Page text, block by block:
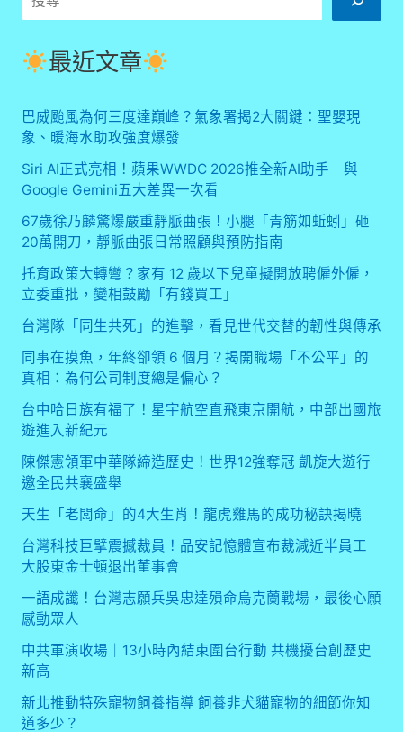
新
圖
光，
炎
柱
煉
獄
壽
郎
次
登
場
引
爆
話
尋
最近文章
巴威颱風為何三度達巔峰？氣象署揭2大關鍵：聖嬰現
象、暖海水助攻強度爆發
Siri AI正式亮相！蘋果WWDC 2026推全新AI助手 與
Google Gemini五大差異一次看
67歲徐乃麟驚爆嚴重靜脈曲張！小腿「青筋如蚯蚓」砸
20萬開刀，靜脈曲張日常照顧與預防指南
托育政策大轉彎？家有 12 歲以下兒童擬開放聘僱外僱，
立委重批，變相鼓勵「有錢買工」
台灣隊「同生共死」的進擊，看見世代交替的韌性與傳承
同事在摸魚，年終卻領 6 個月？揭開職場「不公平」的
真相：為何公司制度總是偏心？
台中哈日族有福了！星宇航空直飛東京開航，中部出國旅
遊進入新紀元
陳傑憲領軍中華隊締造歷史！世界12強奪冠 凱旋大遊行
邀全民共襄盛舉
天生「老闆命」的4大生肖！龍虎雞馬的成功秘訣揭曉
台灣科技巨擘震撼裁員！品安記憶體宣布裁減近半員工
大股東金士頓退出董事會
一語成讖！台灣志願兵吳忠達殞命烏克蘭戰場，最後心願
感動眾人
中共軍演收場｜13小時內結束圍台行動 共機擾台創歷史
新高
新北推動特殊寵物飼養指導 飼養非犬貓寵物的細節你知
道多少？